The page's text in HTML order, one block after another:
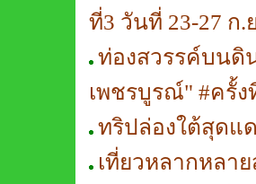
ที่3 วันที่ 23-27 ก.
ท่องสวรรค์บนดิ
เพชรบูรณ์" #ครั้ง
ทริปล่องใต้สุดแ
เที่ยวหลากหลา